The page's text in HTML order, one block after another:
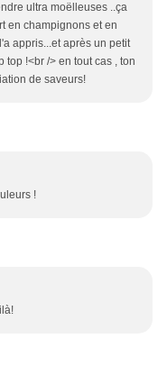
ultra moëlleuses ..ça
en champignons et en
appris...et après un petit
top !<br /> en tout cas , ton
de saveurs!
!